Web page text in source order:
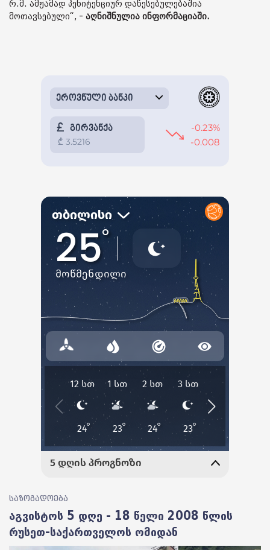
რ.მ. ამჟამად პენიტენციურ დაწესებულებაშია
მოთავსებული“, - აღნიშნულია ინფორმაციაში.
საზოგადოება
აგვისტოს 5 დღე - 18 წელი 2008 წლის
რუსეთ-საქართველოს ომიდან